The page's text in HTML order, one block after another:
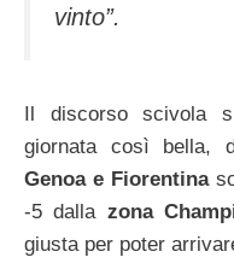
vinto”.
Il discorso scivola
giornata così bella,
Genoa e Fiorentina
-5 dalla zona
giusta per poter